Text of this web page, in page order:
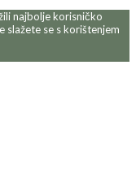
najbolje korisničko
slažete se s korištenjem